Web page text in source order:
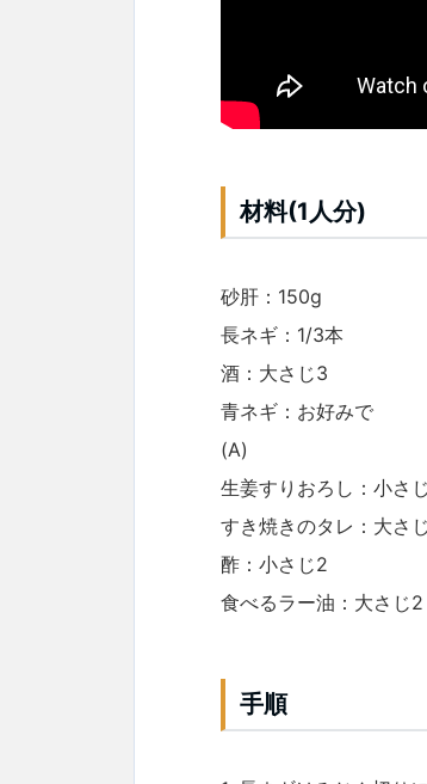
材料(1人分)
砂肝：150g
長ネギ：1/3本
酒：大さじ3
青ネギ：お好みで
(A)
生姜すりおろし：小さ
すき焼きのタレ：大さ
酢：小さじ2
食べるラー油：大さじ2
手順